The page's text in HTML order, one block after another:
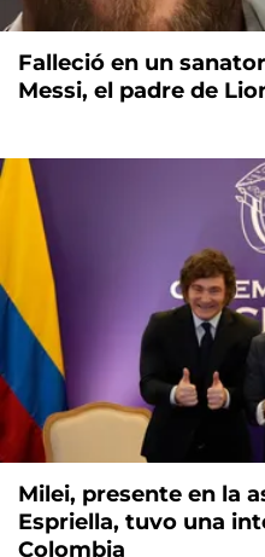
Falleció en un
Messi, el padre de
Milei, presente en la
Espriella, tuvo una
Colombia